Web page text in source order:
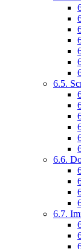
6.5.
6.6.
6.7.